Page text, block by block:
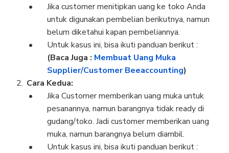
Jika customer menitipkan uang ke toko Anda
untuk digunakan pembelian berikutnya, namun
belum diketahui kapan pembeliannya.
Untuk kasus ini, bisa ikuti panduan berikut :
(Baca Juga : Membuat Uang Muka
Supplier/Customer Beeaccounting)
Cara Kedua:
Jika Customer memberikan uang muka untuk
pesanannya, namun barangnya tidak ready di
gudang/toko. Jadi customer memberikan uang
muka, namun barangnya belum diambil.
Untuk kasus ini, bisa ikuti panduan berikut :